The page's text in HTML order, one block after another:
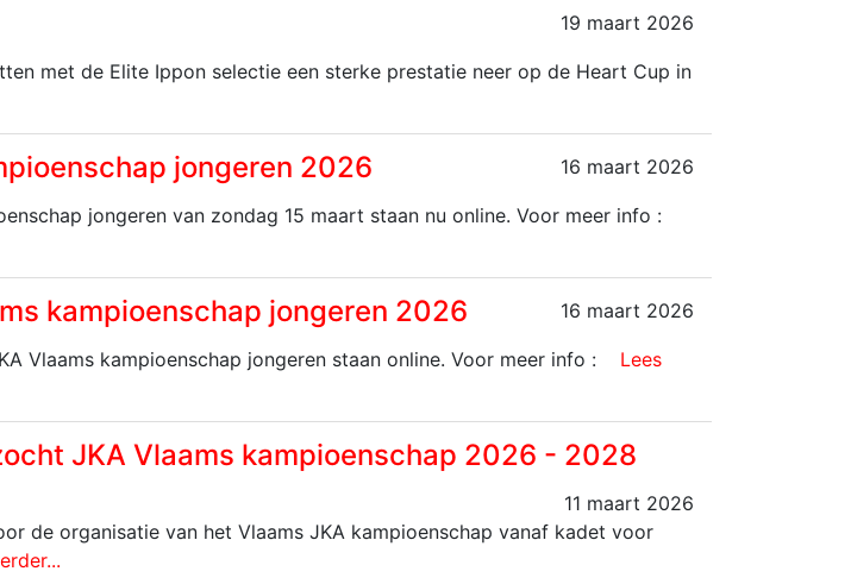
19 maart 2026
met de Elite Ippon selectie een sterke prestatie neer op de Heart Cup in
jongeren 2026 16 maart 2026
jongeren van zondag 15 maart staan nu online. Voor meer info :
kampioenschap jongeren 2026 16 maart 2026
Vlaams kampioenschap jongeren staan online. Voor meer info :
Lees
JKA Vlaams kampioenschap 2026 - 2028
11 maart 2026
de organisatie van het Vlaams JKA kampioenschap vanaf kadet voor